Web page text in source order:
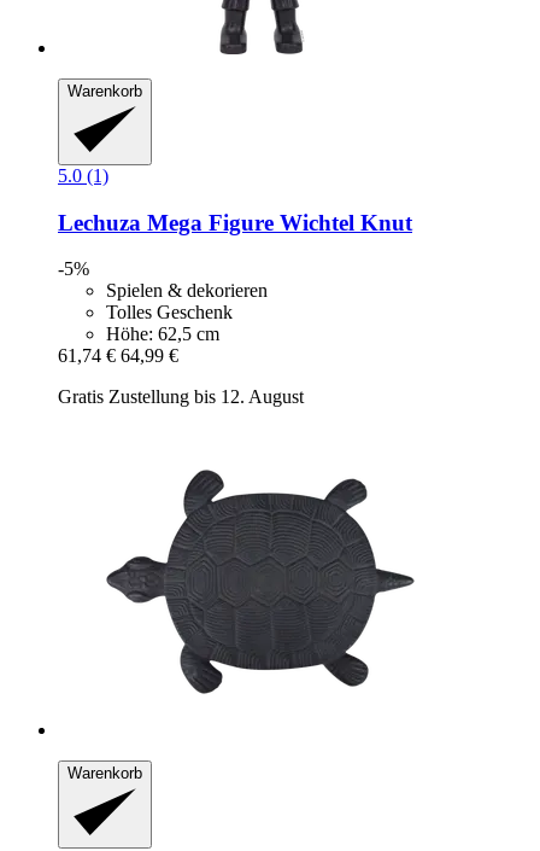
Warenkorb
5.0 (1)
Lechuza Mega Figure Wichtel Knut
-5%
Spielen & dekorieren
Tolles Geschenk
Höhe: 62,5 cm
61,74 € 64,99 €
Gratis Zustellung bis 12. August
Warenkorb